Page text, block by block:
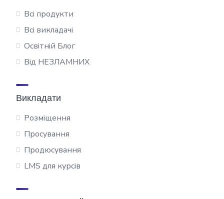
Всі продукти
Всі викладачі
Освітній Блог
Від НЕЗЛАМНИХ
Викладати
Розміщення
Просування
Продюсування
LMS для курсів